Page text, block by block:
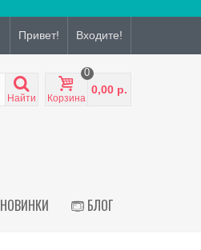
Привет! Входите!
Найти Корзина
0
0,00 р.
НОВИНКИ БЛОГ